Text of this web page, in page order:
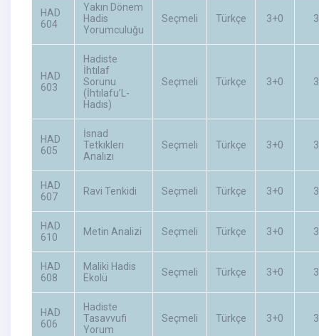
HAD
604
Yakın Dönem
Hadis
Yorumculuğu
Seçmeli Türkçe 3+0 3
HAD
603
Hadiste
İhtılaf
Sorunu
(İhtılafu’L-
Hadıs)
Seçmeli Türkçe 3+0 3
HAD
605
İsnad
Tetkıklerı
Analızı
Seçmeli Türkçe 3+0 3
HAD
607
Ravi Tenkidi Seçmeli Türkçe 3+0 3
HAD
610
Metin Analizi Seçmeli Türkçe 3+0 3
HAD
608
Maliki Hadis
Ekolü
Seçmeli Türkçe 3+0 3
HAD
606
Hadiste
Tasavvufi
Yorum
Seçmeli Türkçe 3+0 3